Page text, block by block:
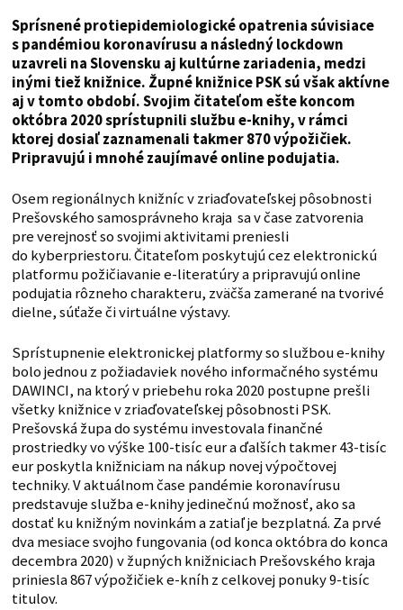
Sprísnené protiepidemiologické opatrenia súvisiace
s pandémiou koronavírusu a následný lockdown
uzavreli na Slovensku aj kultúrne zariadenia, medzi
inými tiež knižnice. Župné knižnice PSK sú však aktívne
aj v tomto období. Svojim čitateľom ešte koncom
októbra 2020 sprístupnili službu e-knihy, v rámci
ktorej dosiaľ zaznamenali takmer 870 výpožičiek.
Pripravujú i mnohé zaujímavé online podujatia.
Osem regionálnych knižníc v zriaďovateľskej pôsobnosti
Prešovského samosprávneho kraja sa v čase zatvorenia
pre verejnosť so svojimi aktivitami preniesli
do kyberpriestoru. Čitateľom poskytujú cez elektronickú
platformu požičiavanie e-literatúry a pripravujú online
podujatia rôzneho charakteru, zväčša zamerané na tvorivé
dielne, súťaže či virtuálne výstavy.
Sprístupnenie elektronickej platformy so službou e-knihy
bolo jednou z požiadaviek nového informačného systému
DAWINCI, na ktorý v priebehu roka 2020 postupne prešli
všetky knižnice v zriaďovateľskej pôsobnosti PSK.
Prešovská župa do systému investovala finančné
prostriedky vo výške 100-tisíc eur a ďalších takmer 43-tisíc
eur poskytla knižniciam na nákup novej výpočtovej
techniky. V aktuálnom čase pandémie koronavírusu
predstavuje služba e-knihy jedinečnú možnosť, ako sa
dostať ku knižným novinkám a zatiaľ je bezplatná. Za prvé
dva mesiace svojho fungovania (od konca októbra do konca
decembra 2020) v župných knižniciach Prešovského kraja
priniesla 867 výpožičiek e-kníh z celkovej ponuky 9-tisíc
titulov.